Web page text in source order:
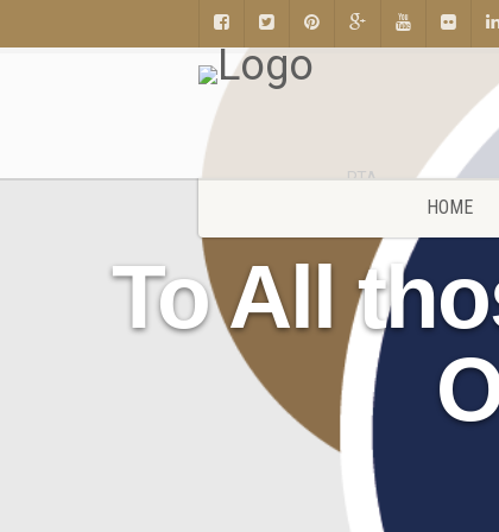
HOME
RTA
To All